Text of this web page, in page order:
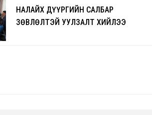
НАЛАЙХ ДҮҮРГИЙН САЛБАР
ЗӨВЛӨЛТЭЙ УУЛЗАЛТ ХИЙЛЭЭ